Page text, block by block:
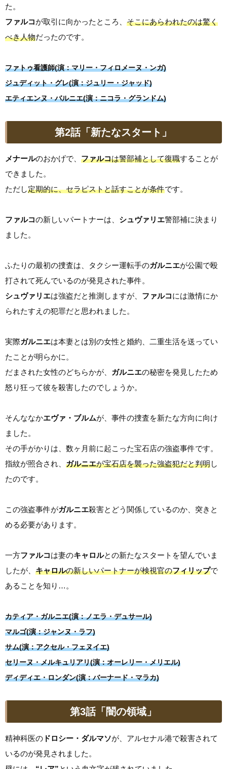
た。
ファルコが取引に向かったところ、 そこにあらわれたのは驚く
べき人物だったのです。
ファトゥ看護師(演：マリー・フィロメーヌ・ンガ)
ジュディット・グレ(演：ジュリー・ジャッド)
エティエンヌ・バルニエ(演：ニコラ・グランドム)
第2話「新たなスタート」
メナールのおかげで、 ファルコは警部補として復職することが
できました。
ただし定期的に、セラピストと話すことが条件です。
ファルコの新しいパートナーは、 シュヴァリエ警部補に決まり
ました。
ふたりの最初の捜査は、タクシー運転手のガルニエが公園で殴
打されて死んでいるのが発見された事件。
シュヴァリエは強盗だと推測しますが、 ファルコには激情にか
られたすえの犯罪だと思われました。
実際ガルニエは本妻とは別の女性と婚約、二重生活を送ってい
たことが明らかに。
だまされた女性のどちらかが、
ガルニエの秘密を発見したため
怒り狂って彼を殺害したのでしょうか。
そんななかエヴァ・ブルムが、事件の捜査を新たな方向に向け
ました。
その手がかりは、数ヶ月前に起こった宝石店の強盗事件です。
指紋が照合され、 ガルニエが宝石店を襲った強盗犯だと判明し
たのです。
この強盗事件がガルニエ殺害とどう関係しているのか、突きと
める必要があります。
一方ファルコは妻のキャロルとの新たなスタートを望んでいま
したが、 キャロルの新しいパートナーが検視官のフィリップで
あることを知り…。
カティア・ガルニエ(演：ノエラ・デュサール)
マルゴ(演：ジャンヌ・ラフ)
サム(演：アクセル・フェヌイエ)
セリーヌ・メルキュリアリ(演：オーレリー・メリエル)
ディディエ・ロンダン(演：バーナード・マラカ)
第3話「闇の領域」
精神科医の ドロシー・ダルマソが、アルセナル港で殺害されて
いるのが発見されました。